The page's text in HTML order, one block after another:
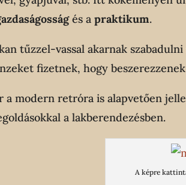
és apraktikum.
tűzzel-vassal akarnak
fizetnek, hogy
a modern retróra is alapvetően
a lakberendezésben.
A képre